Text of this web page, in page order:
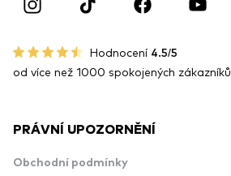
Hodnocení 4.5/5
od více než 1000 spokojených zákazníků
PRÁVNÍ UPOZORNĚNÍ
Obchodní podmínky